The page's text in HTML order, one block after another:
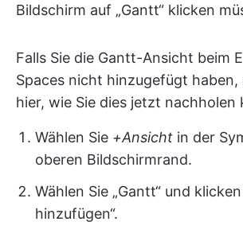
Bildschirm auf „Gantt“ klicken
Falls Sie die Gantt-Ansicht beim
Spaces nicht hinzugefügt haben,
hier, wie Sie dies jetzt nachholen
Wählen Sie +Ansicht in der
oberen Bildschirmrand.
Wählen Sie „Gantt“ und
hinzufügen“.